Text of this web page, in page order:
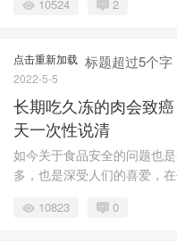
10524 2
点击重新加载 标题超过5个字
2022-5-5
长期吃久冻的肉会致
天一次性说清
如今关于食品安全的问题也
多，也是深受人们的喜爱，
10823 0